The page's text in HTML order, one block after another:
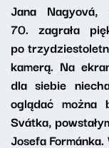
Jana
70. zagrała
po
kamerą. Na
dla siebie
oglądać można
Svátka,
Josefa